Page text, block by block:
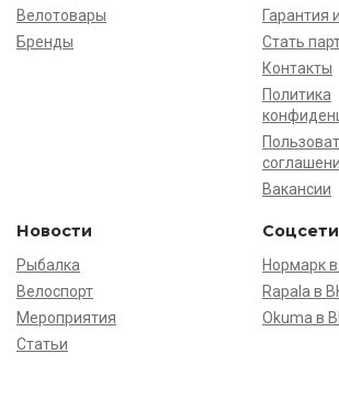
Велотовары
Бренды
Гарантия
Стать
Контакты
Политика
Вакансии
Новости
Рыбалка
Велоспорт
Мероприятия
Статьи
Соцсети
Нормарк
Rapala в
Okuma в